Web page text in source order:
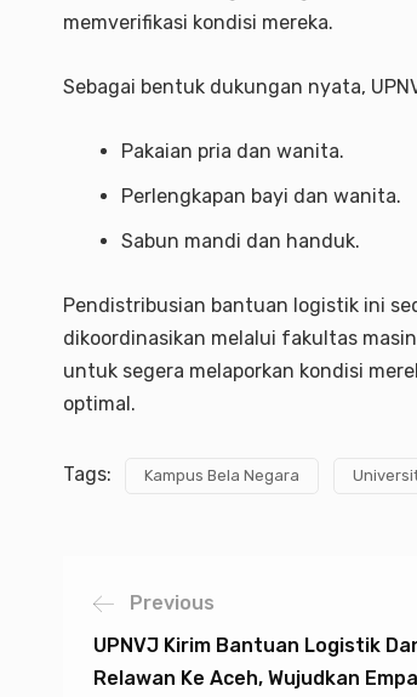
memverifikasi kondisi mereka.
Sebagai bentuk dukungan nyata,
Pakaian pria dan wanita.
Perlengkapan bayi dan wanita.
Sabun mandi dan handuk.
Pendistribusian bantuan logistik ini
dikoordinasikan melalui fakultas
untuk segera melaporkan kondisi
optimal.
Tags: Kampus Bela Negara
Previous
UPNVJ Kirim Bantuan Logistik
Relawan Ke Aceh, Wujudkan